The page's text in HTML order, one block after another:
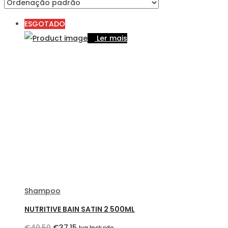
ESGOTADO
Ler mais
Shampoo
NUTRITIVE BAIN SATIN 2 500ML